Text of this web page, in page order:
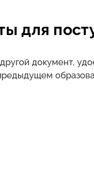
для
документ,